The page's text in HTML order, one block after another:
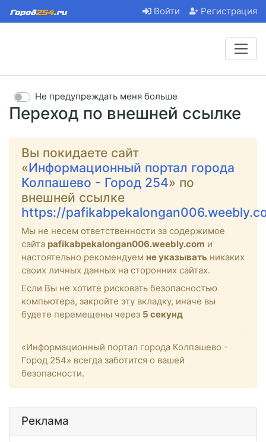
Войти Регистрация
Переход по внешней ссылке
Не предупреждать меня больше
Вы покидаете сайт
«Информационный портал города
Колпашево - Город 254» по
внешней ссылке
https://
Мы не несем ответственности за содержимое
сайта pafikabpekalongan006.weebly.com и
настоятельно рекомендуем не указывать никаких
своих личных данных на сторонних сайтах.
Если Вы не хотите рисковать безопасностью
компьютера, закройте эту вкладку, иначе вы
будете перемещены через 4 секунд
«Информационный портал города Колпашево -
Город 254» всегда заботится о вашей
безопасности.
Реклама